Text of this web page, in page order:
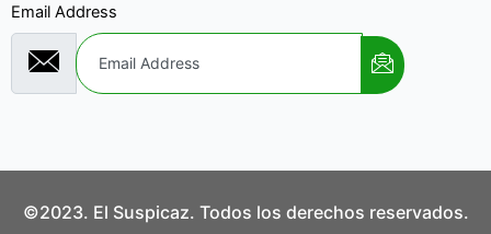
Email Address
©2023. El Suspicaz. Todos los derechos reservados.